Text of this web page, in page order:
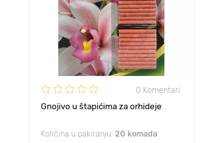
0 Komentari
Gnojivo u štapićima za orhideje
Količina u pakiranju: 20 komada